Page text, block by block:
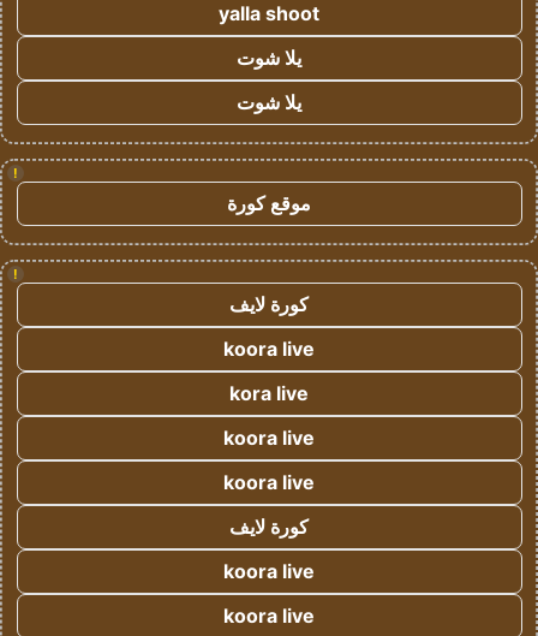
yalla shoot
يلا شوت
يلا شوت
!
موقع كورة
!
كورة لايف
koora live
kora live
koora live
koora live
كورة لايف
koora live
koora live